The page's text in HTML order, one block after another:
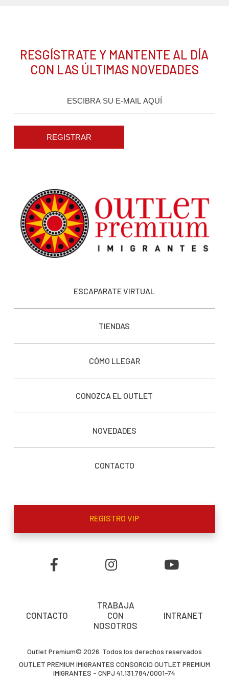
RESGÍSTRATE Y MANTENTE AL DÍA
CON LAS ÚLTIMAS NOVEDADES
REGISTRAR
ESCAPARATE VIRTUAL
TIENDAS
CÓMO LLEGAR
CONOZCA EL OUTLET
NOVEDADES
CONTACTO
REGISTRO VIP
CONTACTO
TRABAJA
CON
NOSOTROS
INTRANET
Outlet Premium© 2026. Todos los derechos reservados
OUTLET PREMIUM IMIGRANTES CONSORCIO OUTLET PREMIUM
IMIGRANTES - CNPJ 41.131.784/0001-74